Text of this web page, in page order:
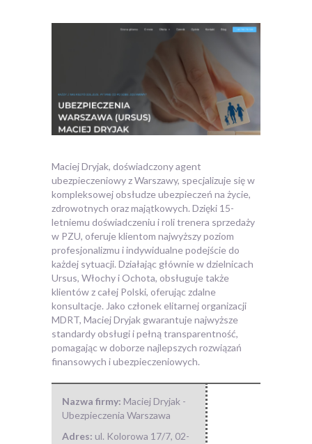
Maciej Dryjak, doświadczony agent
ubezpieczeniowy z Warszawy, specjalizuje się w
kompleksowej obsłudze ubezpieczeń na życie,
zdrowotnych oraz majątkowych. Dzięki 15-
letniemu doświadczeniu i roli trenera sprzedaży
w PZU, oferuje klientom najwyższy poziom
profesjonalizmu i indywidualne podejście do
każdej sytuacji. Działając głównie w dzielnicach
Ursus, Włochy i Ochota, obsługuje także
klientów z całej Polski, oferując zdalne
konsultacje. Jako członek elitarnej organizacji
MDRT, Maciej Dryjak gwarantuje najwyższe
standardy obsługi i pełną transparentność,
pomagając w doborze najlepszych rozwiązań
finansowych i ubezpieczeniowych.
Nazwa firmy: Maciej Dryjak -
Ubezpieczenia Warszawa
Adres: ul. Kolorowa 17/7, 02-